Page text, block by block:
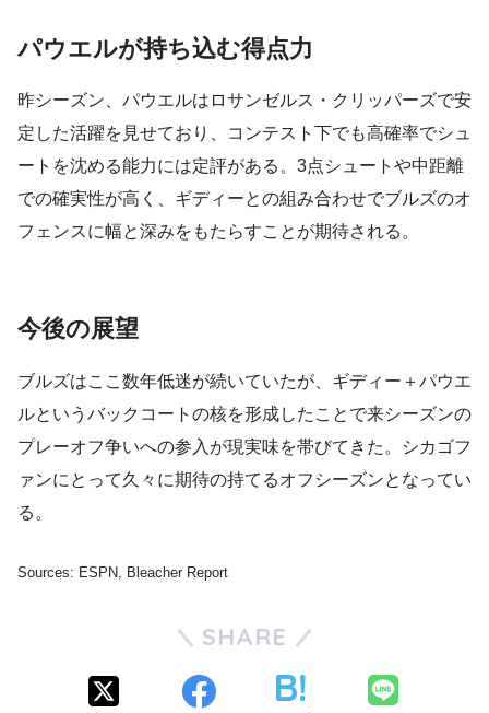
パウエルが持ち込む得点力
昨シーズン、パウエルはロサンゼルス・クリッパーズで安
定した活躍を見せており、コンテスト下でも高確率でシュ
ートを沈める能力には定評がある。3点シュートや中距離
での確実性が高く、ギディーとの組み合わせでブルズのオ
フェンスに幅と深みをもたらすことが期待される。
今後の展望
ブルズはここ数年低迷が続いていたが、ギディー＋パウエ
ルというバックコートの核を形成したことで来シーズンの
プレーオフ争いへの参入が現実味を帯びてきた。シカゴフ
ァンにとって久々に期待の持てるオフシーズンとなってい
る。
Sources: ESPN, Bleacher Report
SHARE